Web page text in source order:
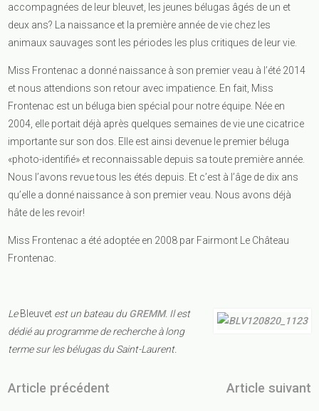
accompagnées de leur bleuvet, les jeunes bélugas âgés de un et
deux ans? La naissance et la première année de vie chez les
animaux sauvages sont les périodes les plus critiques de leur vie.
Miss Frontenac a donné naissance à son premier veau à l’été 2014
et nous attendions son retour avec impatience. En fait, Miss
Frontenac est un béluga bien spécial pour notre équipe. Née en
2004, elle portait déjà après quelques semaines de vie une cicatrice
importante sur son dos. Elle est ainsi devenue le premier béluga
«photo-identifié» et reconnaissable depuis sa toute première année.
Nous l’avons revue tous les étés depuis. Et c’est à l’âge de dix ans
qu’elle a donné naissance à son premier veau. Nous avons déjà
hâte de les revoir!
Miss Frontenac a été adoptée en 2008 par Fairmont Le Château
Frontenac.
LeBleuvet est un bateau duGREMM. Il est
dédié au programme de recherche à long
terme sur les bélugas du Saint-Laurent.
Article précédent Article suivant